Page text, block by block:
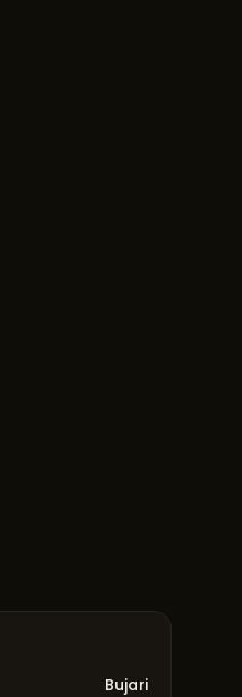
Bujari